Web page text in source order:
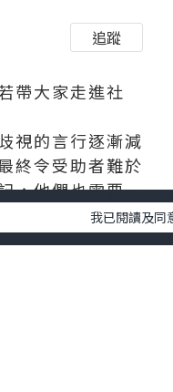
追蹤
帶大家走進社
視的言行逐漸減
終令受助者難於
，他們也需要一
我已閱讀及同